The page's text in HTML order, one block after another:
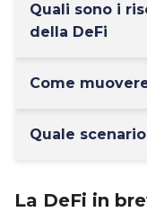
Quali sono i
della DeFi
Come
Quale
La DeFi in